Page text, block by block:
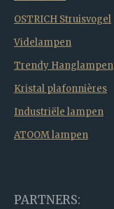
OSTRICH Struisvogel
Videlampen
Trendy Hanglampen
Kristal plafonnières
Industriële lampen
ATOOM lampen
PARTNERS: